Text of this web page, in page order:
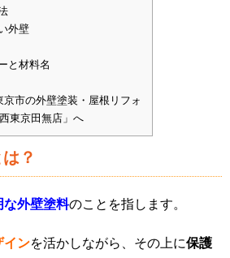
外壁
と材料名
市の外壁塗装・屋根リフォ
東京田無店」へ
？
な外壁塗料のことを指します。
インを活かしながら、その上に保護